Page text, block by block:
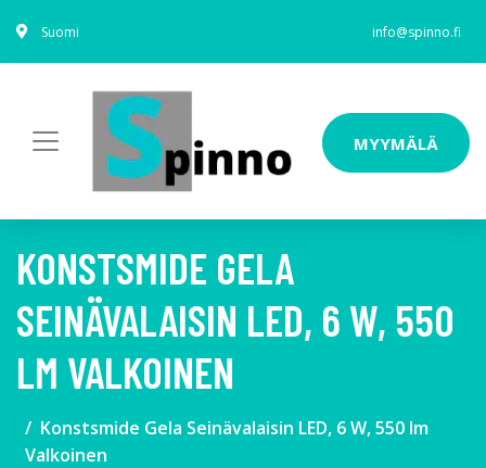
Suomi info@spinno.fi
MYYMÄLÄ
KONSTSMIDE GELA
SEINÄVALAISIN LED, 6 W, 550
LM VALKOINEN
Konstsmide Gela Seinävalaisin LED, 6 W, 550 lm
Valkoinen